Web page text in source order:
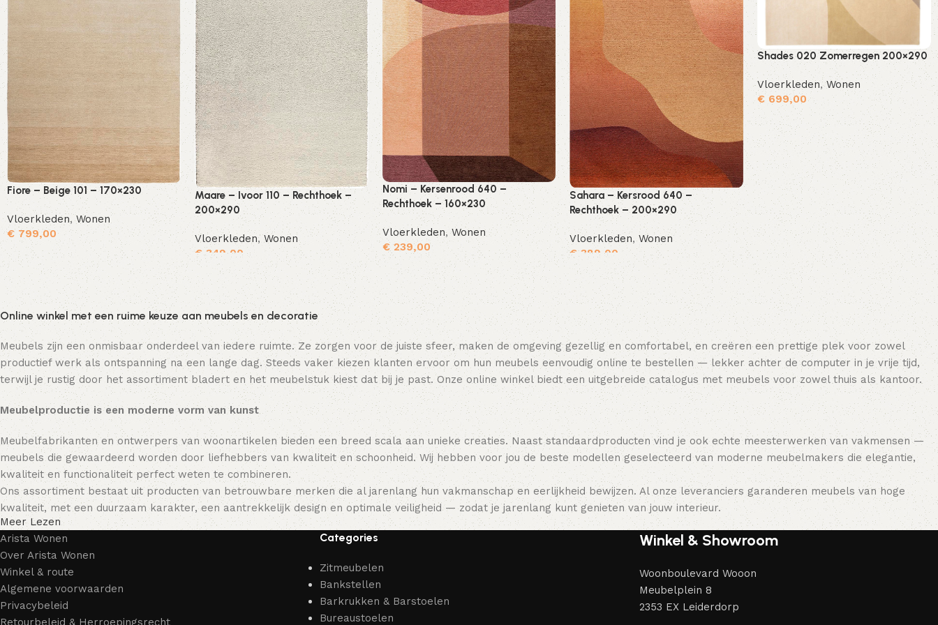
Fiore – Beige 101 – 170×230
Vloerkleden,Wonen
€799,00
Toevoegen aan winkelwagen
Maare – Ivoor 110 – Rechthoek –
200×290
Vloerkleden,Wonen
€349,00
Toevoegen aan winkelwagen
Nomi – Kersenrood 640 –
Rechthoek – 160×230
Vloerkleden,Wonen
€239,00
Sahara – Kersrood 640 –
Rechthoek – 200×290
Vloerkleden,Wonen
€389,00
Shades 020 Zomerregen 200×290
Vloerkleden,Wonen
€ 699,00
Toevoegen aan winkelwagen
Online winkel met een ruime keuze aan meubels en decoratie
Meubels zijn een onmisbaar onderdeel van iedere ruimte. Ze zorgen voor de juiste sfeer, maken de omgeving gezellig en comfortabel, en creëren een prettige plek voor zowel
productief werk als ontspanning na een lange dag. Steeds vaker kiezen klanten ervoor om hun meubels eenvoudig online te bestellen — lekker achter de computer in je vrije tijd,
terwijl je rustig door het assortiment bladert en het meubelstuk kiest dat bij je past. Onze online winkel biedt een uitgebreide catalogus met meubels voor zowel thuis als kantoor.
Meubelproductie is een moderne vorm van kunst
Meubelfabrikanten en ontwerpers van woonartikelen bieden een breed scala aan unieke creaties. Naast standaardproducten vind je ook echte meesterwerken van vakmensen —
meubels die gewaardeerd worden door liefhebbers van kwaliteit en schoonheid. Wij hebben voor jou de beste modellen geselecteerd van moderne meubelmakers die elegantie,
kwaliteit en functionaliteit perfect weten te combineren.
Ons assortiment bestaat uit producten van betrouwbare merken die al jarenlang hun vakmanschap en eerlijkheid bewijzen. Al onze leveranciers garanderen meubels van hoge
kwaliteit, met een duurzaam karakter, een aantrekkelijk design en optimale veiligheid — zodat je jarenlang kunt genieten van jouw interieur.
Meer Lezen
Arista Wonen
Over Arista Wonen
Winkel & route
Algemene voorwaarden
Privacybeleid
Retourbeleid & Herroepingsrecht
Categories
Zitmeubelen
Bankstellen
Barkrukken & Barstoelen
Bureaustoelen
Winkel & Showroom
Woonboulevard Wooon
Meubelplein 8
2353 EX Leiderdorp